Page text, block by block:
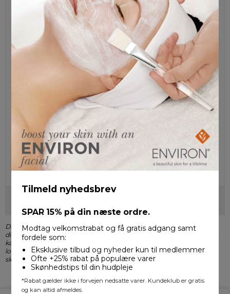
Adgangskode *
Bekræft adgangskode
Bliv opdateret med specielle tilbud og nye produkter. Du kan
afmelde dig når du ønsker det.
Jeg vil gerne tilmeldes nyhedsbrevet
Dine personlige data vil hjælpe os med at oprette en konto og give
dig en god oplevelse på vores website. Ved at have en konto hos os,
kan du hurtigere bestille varer og du kan se dine tidligere ordrer. Vi
lover at passe på dine data og holde dem sikret. Hvis du ønsker at
slette din konto, kan dette nemt gøres når du er logget ind.
Tilmeld nyhedsbrev
SPAR 15% på din næste ordre.
Modtag velkomstrabat og få gratis adgang samt
fordele som:
Eksklusive tilbud og nyheder kun til medlemmer
Ofte +25% rabat på populære varer
Skønhedstips til din hudpleje
*Rabat gælder ikke i forvejen nedsatte varer. Kundeklub er gratis
og kan altid afmeldes.